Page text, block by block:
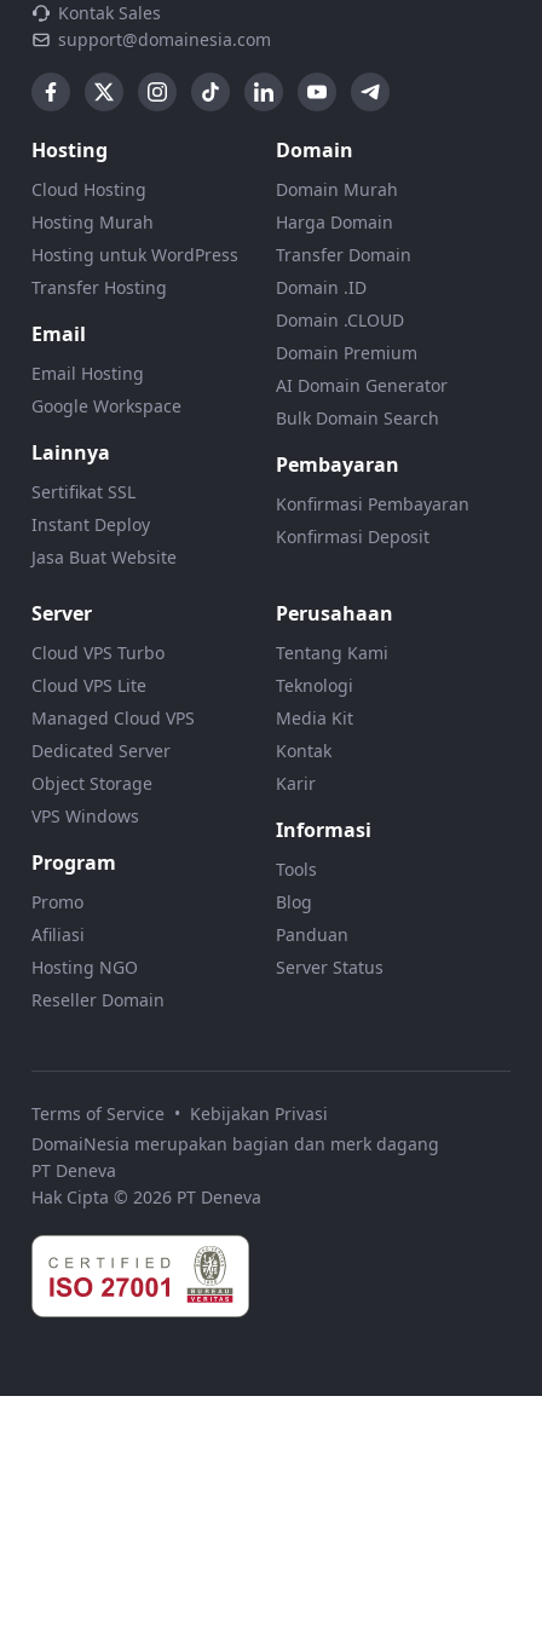
Kontak Sales
support@domainesia.com
Hosting
Cloud Hosting
Hosting Murah
Hosting untuk WordPress
Transfer Hosting
Email
Email Hosting
Google Workspace
Lainnya
Sertifikat SSL
Instant Deploy
Jasa Buat Website
Domain
Domain Murah
Harga Domain
Transfer Domain
Domain .ID
Domain .CLOUD
Domain Premium
AI Domain Generator
Bulk Domain Search
Pembayaran
Konfirmasi Pembayaran
Konfirmasi Deposit
Server
Cloud VPS Turbo
Cloud VPS Lite
Managed Cloud VPS
Dedicated Server
Object Storage
VPS Windows
Program
Promo
Afiliasi
Hosting NGO
Reseller Domain
Perusahaan
Tentang Kami
Teknologi
Media Kit
Kontak
Karir
Informasi
Tools
Blog
Panduan
Server Status
Terms of Service • Kebijakan Privasi
DomaiNesia merupakan bagian dan merk dagang
PT Deneva
Hak Cipta © 2026 PT Deneva